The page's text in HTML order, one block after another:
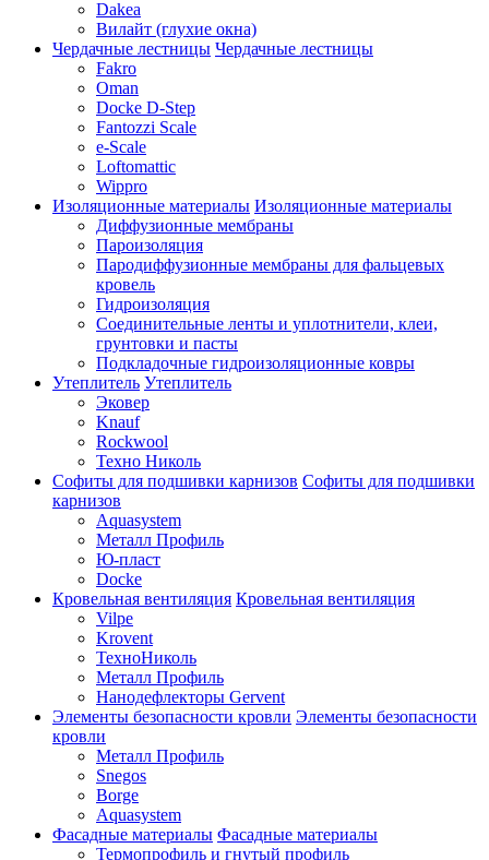
Dakea
Вилайт (глухие окна)
Чердачные лестницы Чердачные лестницы
Fakro
Oman
Docke D-Step
Fantozzi Scale
e-Scale
Loftomattic
Wippro
Изоляционные материалы Изоляционные материалы
Диффузионные мембраны
Пароизоляция
Пародиффузионные мембраны для фальцевых
кровель
Гидроизоляция
Соединительные ленты и уплотнители, клеи,
грунтовки и пасты
Подкладочные гидроизоляционные ковры
Утеплитель Утеплитель
Эковер
Knauf
Rockwool
Техно Николь
Софиты для подшивки карнизов Софиты для подшивки
карнизов
Aquasystem
Металл Профиль
Ю-пласт
Docke
Кровельная вентиляция Кровельная вентиляция
Vilpe
Krovent
ТехноНиколь
Металл Профиль
Нанодефлекторы Gervent
Элементы безопасности кровли Элементы безопасности
кровли
Металл Профиль
Snegos
Borge
Aquasystem
Фасадные материалы Фасадные материалы
Термопрофиль и гнутый профиль